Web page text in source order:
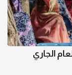
الجاري